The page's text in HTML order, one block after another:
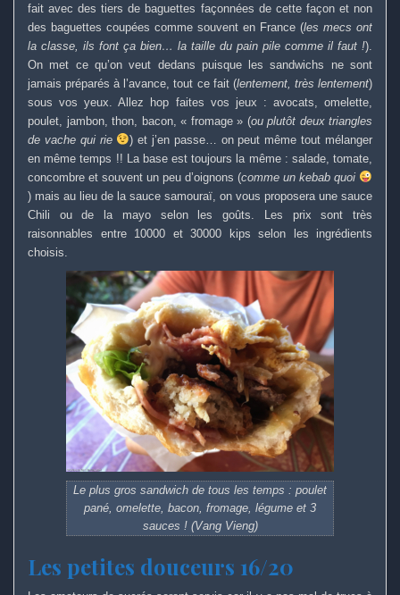
fait avec des tiers de baguettes façonnées de cette façon et non
des baguettes coupées comme souvent en France (les mecs ont
la classe, ils font ça bien… la taille du pain pile comme il faut !).
On met ce qu’on veut dedans puisque les sandwichs ne sont
jamais préparés à l’avance, tout ce fait (lentement, très lentement)
sous vos yeux. Allez hop faites vos jeux : avocats, omelette,
poulet, jambon, thon, bacon, « fromage » (ou plutôt deux triangles
de vache qui rie
) et j’en passe… on peut même tout mélanger
en même temps !! La base est toujours la même : salade, tomate,
concombre et souvent un peu d’oignons (comme un kebab quoi
) mais au lieu de la sauce samouraï, on vous proposera une sauce
Chili ou de la mayo selon les goûts. Les prix sont très
raisonnables entre 10000 et 30000 kips selon les ingrédients
choisis.
Le plus gros sandwich de tous les temps : poulet
pané, omelette, bacon, fromage, légume et 3
sauces ! (Vang Vieng)
Les petites douceurs 16/20